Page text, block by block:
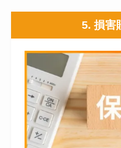
5. 損害